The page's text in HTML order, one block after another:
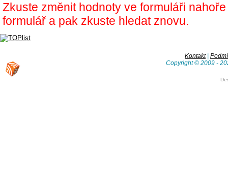
Zkuste změnit hodnoty ve formuláři
formulář a pak zkuste hledat znovu.
Kontakt|
Copyright © 2009 -